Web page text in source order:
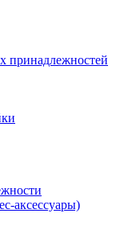
принадлежностей
аксессуары)